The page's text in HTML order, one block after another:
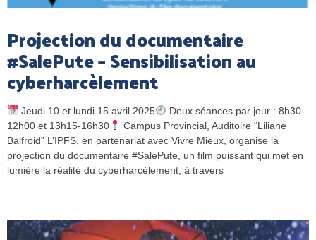
Projection du documentaire
#SalePute – Sensibilisation au
cyberharcèlement
Jeudi 10 et lundi 15 avril 2025
Deux séances par jour : 8h30-
12h00 et 13h15-16h30
Campus Provincial, Auditoire “Liliane
Balfroid” L’IPFS, en partenariat avec Vivre Mieux, organise la
projection du documentaire #SalePute, un film puissant qui met en
lumière la réalité du cyberharcèlement, à travers